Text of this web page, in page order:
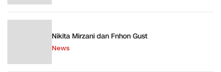
Nikita Mirzani dan Fnhon Gust
News